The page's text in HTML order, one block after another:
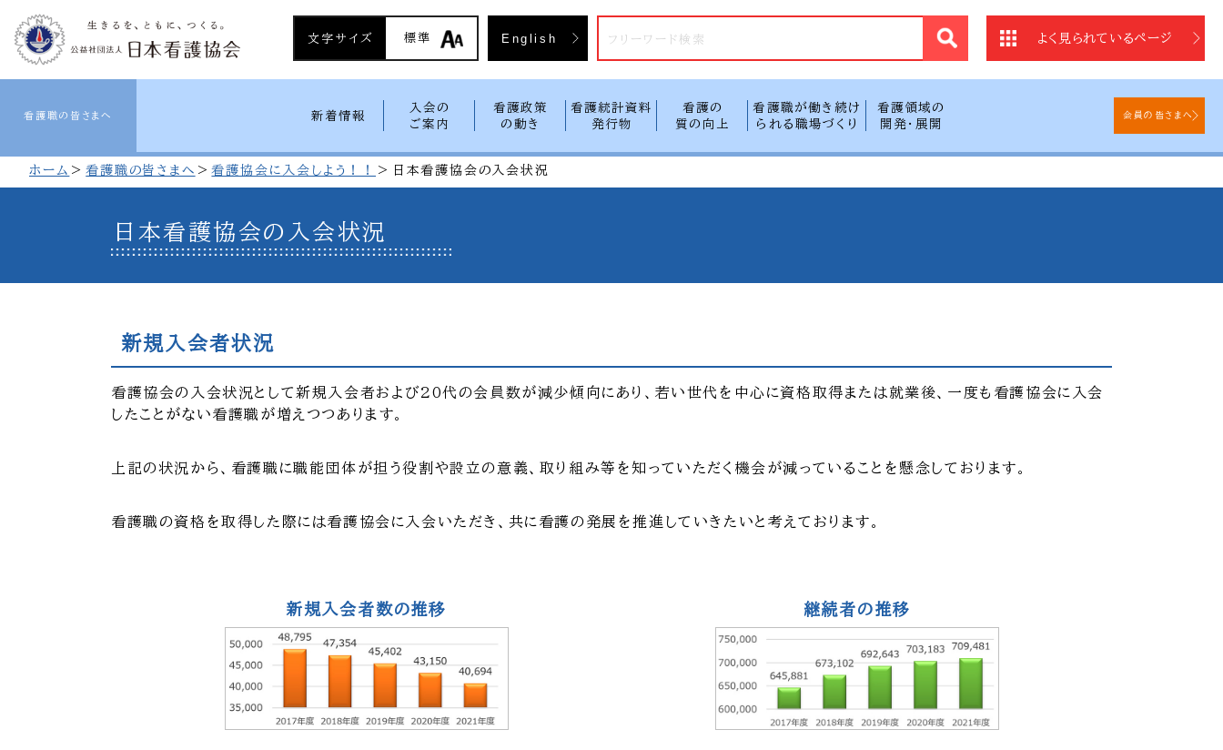
文字サイズ 標準 English よく見られているページ
看護職の皆さまへ 新着情報
入会の
ご案内
看護政策
の動き
看護統計資料
発行物
看護の
質の向上
看護職が働き続け
られる職場づくり
看護領域の
開発・展開
会員の皆さまへ
ホーム 看護職の皆さまへ 看護協会に入会しよう！！ 日本看護協会の入会状況
日本看護協会の入会状況
新規入会者状況
看護協会の入会状況として新規入会者および20代の会員数が減少傾向にあり、若い世代を中心に資格取得または就業後、一度も看護協会に入会
したことがない看護職が増えつつあります。
上記の状況から、看護職に職能団体が担う役割や設立の意義、取り組み等を知っていただく機会が減っていることを懸念しております。
看護職の資格を取得した際には看護協会に入会いただき、共に看護の発展を推進していきたいと考えております。
新規入会者数の推移 継続者の推移